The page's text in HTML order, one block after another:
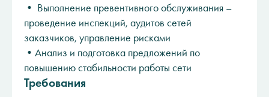
• Выполнение превентивного обслуживания –
проведение инспекций, аудитов сетей
заказчиков, управление рисками
•Анализ и подготовка предложений по
повышению стабильности работы сети
Требования